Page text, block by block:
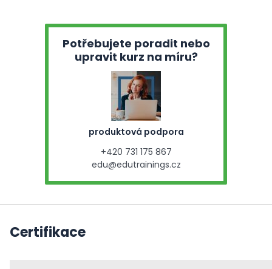
Potřebujete poradit nebo
upravit kurz na míru?
produktová podpora
+420 731 175 867
edu@edutrainings.cz
Certifikace